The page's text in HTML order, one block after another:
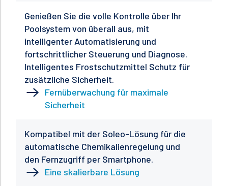
Genießen Sie die volle Kontrolle über Ihr
Poolsystem von überall aus, mit
intelligenter Automatisierung und
fortschrittlicher Steuerung und Diagnose.
Intelligentes Frostschutzmittel Schutz für
zusätzliche Sicherheit.
Fernüberwachung für maximale
Sicherheit
Kompatibel mit der Soleo-Lösung für die
automatische Chemikalienregelung und
den Fernzugriff per Smartphone.
Eine skalierbare Lösung